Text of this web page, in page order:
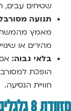
שטיחים עבים,
תנועה
מאמץ
מהירים או
בלאי גבוה:
הופכת
חוויית הנסיעה.